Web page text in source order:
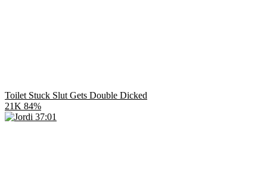
Toilet Stuck Slut Gets Double Dicked
21K 84%
37:01